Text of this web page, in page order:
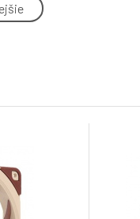
G2 LS-